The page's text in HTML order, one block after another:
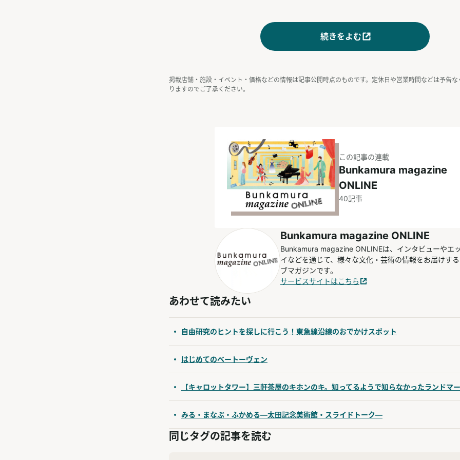
続きをよむ
掲載店舗・施設・イベント・価格などの情報は記事公開時点のものです。定休日や営業時間などは予告
りますのでご了承ください。
この記事の連載
Bunkamura magazine
ONLINE
40記事
Bunkamura magazine ONLINE
Bunkamura magazine ONLINEは、インタビューやエ
イなどを通じて、様々な文化・芸術の情報をお届けす
ブマガジンです。
サービスサイトはこちら
あわせて読みたい
自由研究のヒントを探しに行こう！東急線沿線のおでかけスポット
はじめてのベートーヴェン
【キャロットタワー】三軒茶屋のキホンのキ。知ってるようで知らなかったランドマ
みる・まなぶ・ふかめる―太田記念美術館・スライドトーク―
同じタグの記事を読む